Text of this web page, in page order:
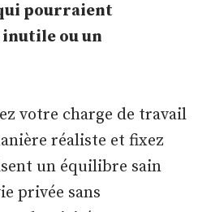
pourraient
ou un
votre charge de travail
réaliste et fixez
un équilibre sain
privée sans